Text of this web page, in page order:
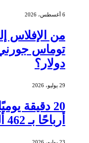
6 أغسطس، 2026
من الإفلاس
دولار؟
29 يوليو، 2026
20 دقيقة
أرباحًا بـ 462 ألف دولار من الشموع